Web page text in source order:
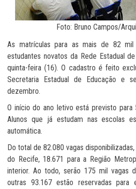
Foto: Bruno Campos/
As matrículas para as mais de 82 mil
estudantes novatos da Rede Estadual
quinta-feira (16). O cadastro é feito
Secretaria Estadual de Educação e
dezembro.
O início do ano letivo está previsto
Alunos que já estudam nas escolas
automática.
Do total de 82.080 vagas
do Recife, 18.671 para a Região
interior. Ao todo, serão 175 mil vagas
outras 93.167 estão reservadas para